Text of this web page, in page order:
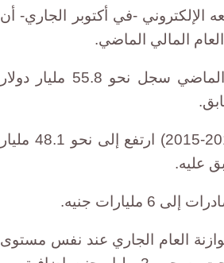
الإلكتروني -في أكتوبر الجاري- أن
وقال المركزي إن الدين الخارجي بنهاية يونيو الماضي سجل نحو 55.8 مليار دولار
وكان الدين الخارجي في نهاية العام المالي (2014-2015) ارتفع إلى نحو 48.1 مليار
جنيه.
العام الجاري عند نفس مستوى